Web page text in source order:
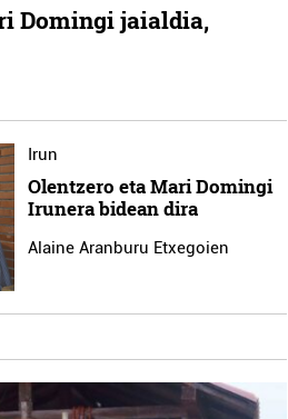
Domingi jaialdia,
Irun
Olentzero eta Mari Domingi
Irunera bidean dira
Alaine Aranburu Etxegoien